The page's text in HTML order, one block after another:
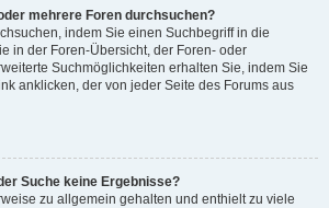
mehrere Foren durchsuchen?
indem Sie einen Suchbegriff in die
in der Foren-Übersicht, der Foren- oder
Suchmöglichkeiten erhalten Sie, indem Sie
anklicken, der von jeder Seite des Forums aus
Suche keine Ergebnisse?
zu allgemein gehalten und enthielt zu viele